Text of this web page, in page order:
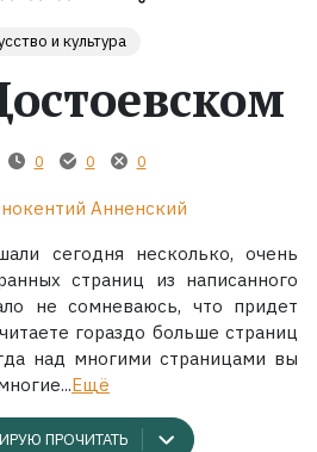
и культура
0 0 0
Анненский
сегодня несколько, очень
страниц из написанного
не сомневаюсь, что придет
гораздо больше страниц
над многими страницами вы
Ещё
ПРОЧИТАТЬ